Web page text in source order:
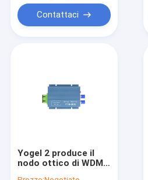
Contattaci
Yogel 2 produce il
nodo ottico di WDM